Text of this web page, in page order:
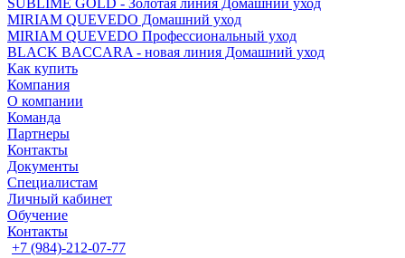
SUBLIME GOLD - Золотая линия Домашний уход
MIRIAM QUEVEDO Домашний уход
MIRIAM QUEVEDO Профессиональный уход
BLACK BACCARA - новая линия Домашний уход
Как купить
Компания
О компании
Команда
Партнеры
Контакты
Документы
Специалистам
Личный кабинет
Обучение
Контакты
+7 (984)-212-07-77